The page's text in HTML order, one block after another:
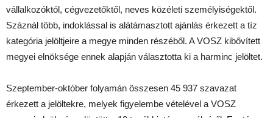
vállalkozóktól, cégvezetőktől, neves közéleti személyiségektől.
Száznál több, indoklással is alátámasztott ajánlás érkezett a tíz
kategória jelöltjeire a megye minden részéből. A VOSZ kibővített
megyei elnöksége ennek alapján választotta ki a harminc jelöltet.
Szeptember-október folyamán összesen 45 937 szavazat
érkezett a jelöltekre, melyek figyelembe vételével a VOSZ